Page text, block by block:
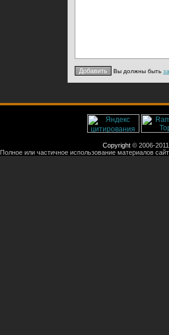
Вы должны быть
Copyright © 2006-
Полное или частичное использование материалов